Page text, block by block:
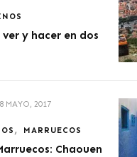
y hacer en dos
MAYO, 2017
MARRUECOS
Chaouen